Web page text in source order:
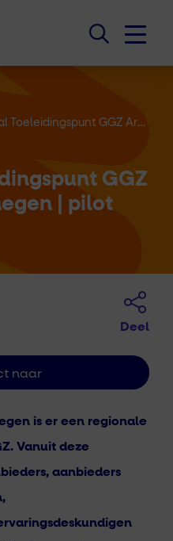
GGZ Arnhem en Nijmegen | pilot
GGZ
| pilot
Deel
is er een regionale
Vanuit deze
aanbieders